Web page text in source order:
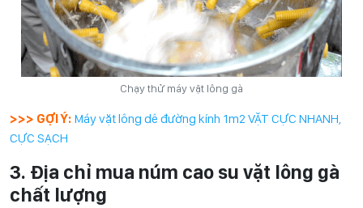
Chạy thử máy vặt lông gà
>>> GỢI Ý: Máy vặt lông dê đường kính 1m2 VẶT CỰC NHANH,
CỰC SẠCH
3. Địa chỉ mua núm cao su vặt lông gà
chất lượng